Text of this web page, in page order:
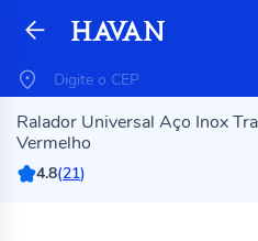
Ralador Universal Aço Inox
Vermelho
4.8(21)